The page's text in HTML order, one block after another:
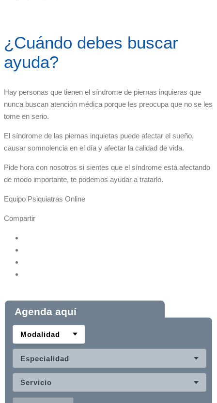
¿Cuándo debes buscar
ayuda?
Hay personas que tienen el síndrome de piernas inquieras que
nunca buscan atención médica porque les preocupa que no se les
tome en serio.
El síndrome de las piernas inquietas puede afectar el sueño,
causar somnolencia en el día y afectar la calidad de vida.
Pide hora con nosotros si sientes que el síndrome está afectando
de modo importante, te podemos ayudar a tratarlo.
Equipo Psiquiatras Online
Compartir
Agenda aquí
Modalidad
Especialidad
Servicio